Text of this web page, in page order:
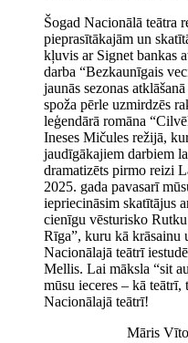
Šogad Nacionālā teātra
pieprasītākajām un
kļuvis ar Signet bankas
darba “Bezkaunīgais
jaunās sezonas
spoža pērle uzmirdzēs
leģendārā romāna
Ineses Mičules režijā,
jaudīgākajiem darbiem
dramatizēts pirmo reizi
2025. gada pavasarī
iepriecināsim skatītājus
cienīgu vēsturisko
Rīga”, kuru kā krāsainu
Nacionālajā teātrī
Mellis. Lai māksla “sit
mūsu ieceres – kā
Nacionālajā teātrī!
Māris